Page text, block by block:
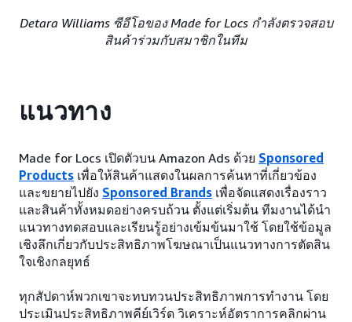
Detara Williams ซีอีโอของ Made for Locs กำลังตรวจสอบ
สินค้าร่วมกับสมาชิกในทีม
แนวทาง
Made for Locs เปิดตัวบน Amazon Ads ด้วย Sponsored
Products เพื่อให้สินค้าแสดงในผลการค้นหาที่เกี่ยวข้อง
และขยายไปยัง Sponsored Brands เพื่อจัดแสดงเรื่องราว
และสินค้าทั้งหมดอย่างครบถ้วน ตั้งแต่เริ่มต้น ทีมงานได้นำ
แนวทางทดสอบและเรียนรู้อย่างเข้มข้นมาใช้ โดยใช้ข้อมูล
เชิงลึกเกี่ยวกับประสิทธิภาพโฆษณาเป็นแนวทางการตัดสิน
ใจเชิงกลยุทธ์
ทุกสัปดาห์พวกเขาจะทบทวนประสิทธิภาพการทำงาน โดย
ประเมินประสิทธิภาพคีย์เวิร์ด วิเคราะห์อัตราการคลิกผ่าน